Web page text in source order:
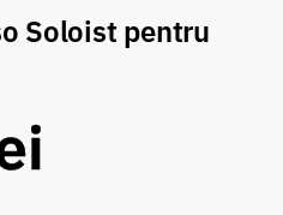
Soloist pentru